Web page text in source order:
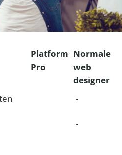
Platform
Pro
Normale
web
designer
-
-